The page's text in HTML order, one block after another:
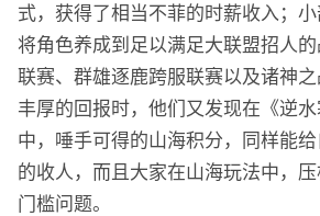
式，获得了相当不菲的时薪收入；小
将角色养成到足以满足大联盟招人
联赛、群雄逐鹿跨服联赛以及诸神
丰厚的回报时，他们又发现在《逆
中，唾手可得的山海积分，同样能
的收人，而且大家在山海玩法中，
门槛问题。